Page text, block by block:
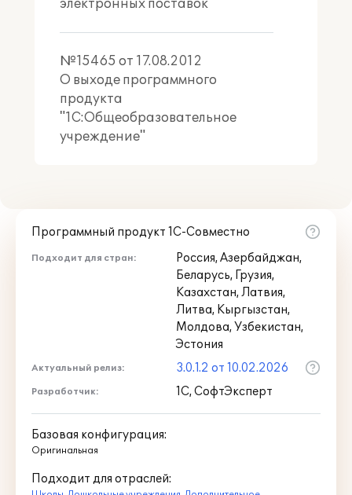
электронных поставок
№15465 от 17.08.2012
О выходе программного
продукта
"1С:Общеобразовательное
учреждение"
Программный продукт 1С-Совместно
Подходит для стран:
Россия, Азербайджан,
Беларусь, Грузия,
Казахстан, Латвия,
Литва, Кыргызстан,
Молдова, Узбекистан,
Эстония
Актуальный релиз: 3.0.1.2 от 10.02.2026
Разработчик: 1С, СофтЭксперт
Базовая конфигурация:
Оригинальная
Подходит для отраслей: